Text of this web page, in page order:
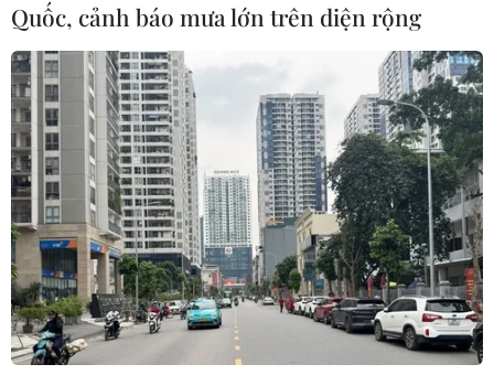
Quốc, cảnh báo mưa lớn trên diện rộng